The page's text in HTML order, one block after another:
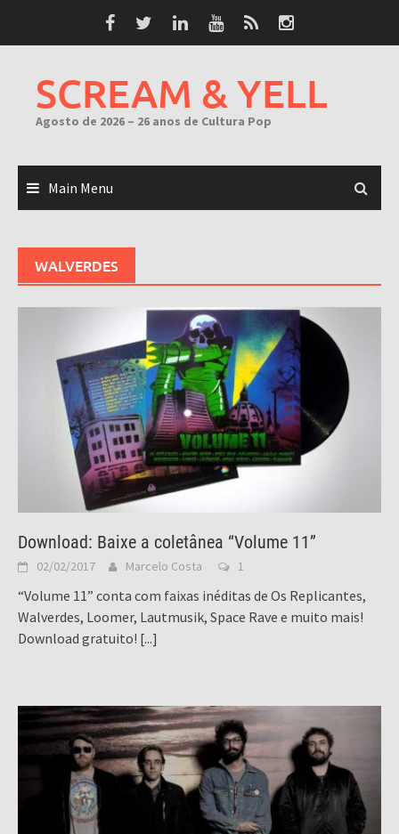
SCREAM & YELL
Agosto de 2026 – 26 anos de Cultura Pop
Main Menu
WALVERDES
Download: Baixe a coletânea “Volume 11”
02/02/2017 Marcelo Costa 1
“Volume 11” conta com faixas inéditas de Os Replicantes,
Walverdes, Loomer, Lautmusik, Space Rave e muito mais!
Download gratuito! [...]